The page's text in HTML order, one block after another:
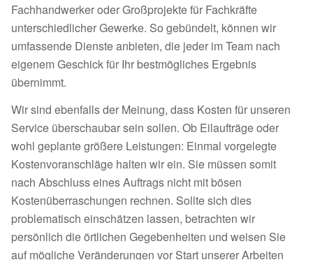
Fachhandwerker oder Großprojekte für Fachkräfte
unterschiedlicher Gewerke. So gebündelt, können wir
umfassende Dienste anbieten, die jeder im Team nach
eigenem Geschick für Ihr bestmögliches Ergebnis
übernimmt.
Wir sind ebenfalls der Meinung, dass Kosten für unseren
Service überschaubar sein sollen. Ob Eilaufträge oder
wohl geplante größere Leistungen: Einmal vorgelegte
Kostenvoranschläge halten wir ein. Sie müssen somit
nach Abschluss eines Auftrags nicht mit bösen
Kostenüberraschungen rechnen. Sollte sich dies
problematisch einschätzen lassen, betrachten wir
persönlich die örtlichen Gegebenheiten und weisen Sie
auf mögliche Veränderungen vor Start unserer Arbeiten